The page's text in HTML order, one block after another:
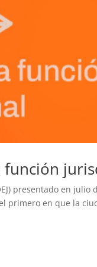
función
presentado en julio
primero en que la